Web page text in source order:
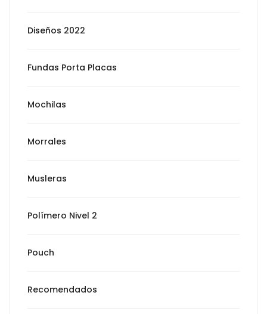
Diseños 2022
Fundas Porta Placas
Mochilas
Morrales
Musleras
Polímero Nivel 2
Pouch
Recomendados